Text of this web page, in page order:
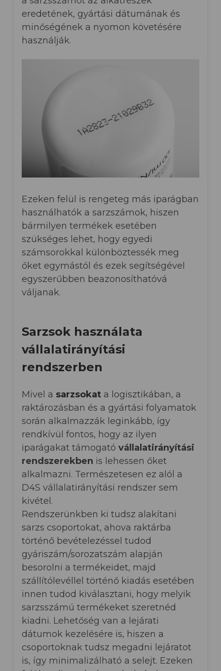
eredetének, gyártási dátumának és
minőségének a nyomon követésére
használják.
Ezeken felül is rengeteg más iparágban
használhatók a sarzszámok, hiszen
bármilyen termékek esetében
szükséges lehet, hogy egyedi
számsorokkal különböztessék meg
őket egymástól és ezek segítségével
egyszerűbben beazonosíthatóvá
váljanak.
Sarzsok használata
vállalatirányítási
rendszerben
Mivel a sarzsokat a logisztikában, a
raktározásban és a gyártási folyamatok
során alkalmazzák leginkább, így
rendkívül fontos, hogy az ilyen
iparágakat támogató vállalatirányítási
rendszerekben is lehessen őket
alkalmazni. Természetesen ez alól a
D4S vállalatirányítási rendszer sem
kivétel.
Rendszerünkben ki tudsz alakítani
sarzs csoportokat, ahova raktárba
történő bevételezéssel tudod
gyáriszám/sorozatszám alapján
besorolni a termékeidet, majd
szállítólevéllel történő kiadás esetében
innen tudod kiválasztani, hogy melyik
sarzsszámú termékeket szeretnéd
kiadni. Lehetőség van a lejárati
dátumok kezelésére is, hiszen a
csoportoknak tudsz megadni lejáratot
is, így minimalizálható a selejt. Ezeken